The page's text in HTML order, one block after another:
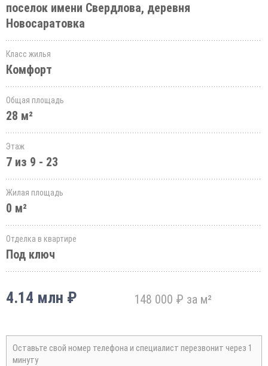
поселок имени Свердлова, деревня
Новосаратовка
Класс жилья
Комфорт
Общая площадь
28 м²
Этаж
7 из 9 - 23
Жилая площадь
0 м²
Отделка в квартире
Под ключ
4.14 млн ₽ 148 000 ₽ за м²
Оставьте свой номер телефона и специалист перезвонит через 1
минуту